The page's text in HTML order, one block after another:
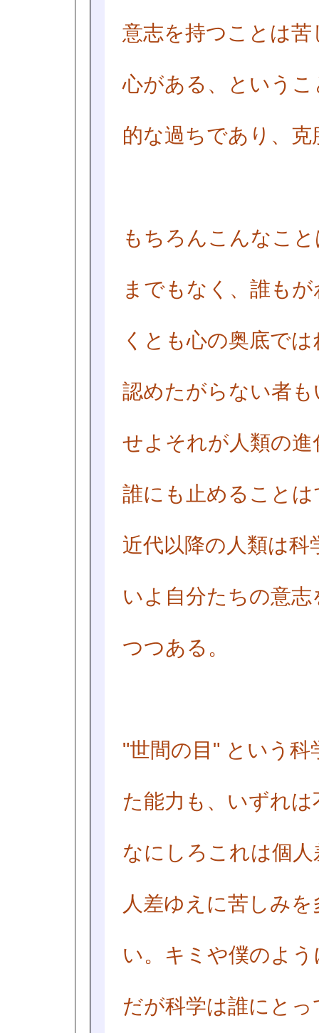
意志を持つことは
心がある、という
的な過ちであり、
もちろんこんなこ
までもなく、誰も
くとも心の奥底では
認めたがらない者
せよそれが人類の
誰にも止めること
近代以降の人類は
いよ自分たちの意
つつある。
"世間の目" という
た能力も、いずれ
なにしろこれは個
人差ゆえに苦しみ
い。キミや僕のよう
だが科学は誰にと